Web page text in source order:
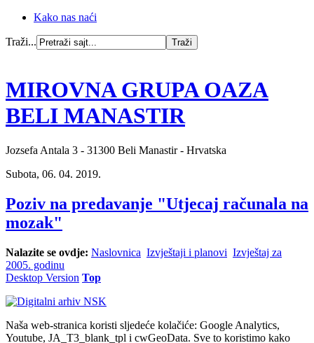
Kako nas naći
Traži...
MIROVNA GRUPA OAZA
BELI MANASTIR
Jozsefa Antala 3 - 31300 Beli Manastir - Hrvatska
Subota, 06. 04. 2019.
Poziv na predavanje "Utjecaj računala na
mozak"
Nalazite se ovdje: Naslovnica Izvještaji i planovi Izvještaj za
2005. godinu
Desktop Version Top
Naša web-stranica koristi sljedeće kolačiće: Google Analytics,
Youtube, JA_T3_blank_tpl i cwGeoData. Sve to koristimo kako